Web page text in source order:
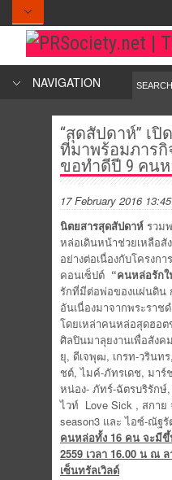
NAVIGATION
“สุดสัปดาห์” เ
ที่มาพร้อมภารกิ
ขอทำดีปี 9 คนห
17 February 2016 13:45
นิตยสารสุดสัปดาห์ รวม
หล่อเดินหน้าช่วยเหลือสั
อย่างต่อเนื่องกับโครงการ
คอนเซ็ปต์ “คนหล่อรักใ
รักที่มีต่อพ่อของแผ่นดิน
อันเนื่องมาจากพระราช
โดยเหล่าคนหล่อสุดฮอต
ศิลปินมาลุยงานเพื่อสังค
ยุ, ดีเจพุฒ, เกรท-วริน
ชต์, ไมค์-ภัทรเดช, มา
หน่อง- ภัทร์-ฉัตรบริรัก
ไวท์ Love Sick , สกาย
season3 และ ไอซ์-ณัฐ
คนหล่อทั้ง 16 คน จะมี
2559 เวลา 16.00 น ณ
เซ็นทรัลเวิลด์